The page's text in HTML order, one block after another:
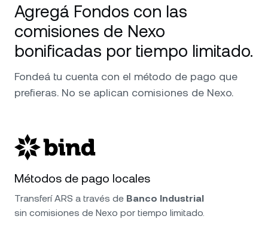
Agregá Fondos con las
comisiones de Nexo
bonificadas por tiempo limitado.
Fondeá tu cuenta con el método de pago que
prefieras. No se aplican comisiones de Nexo.
Métodos de pago locales
Transferí ARS a través de Banco Industrial
sin comisiones de Nexo por tiempo limitado.